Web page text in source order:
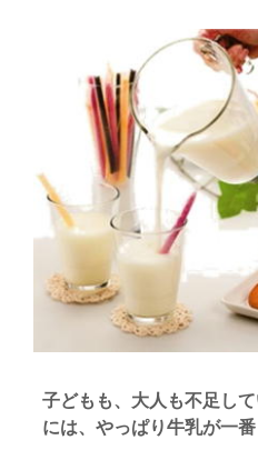
子どもも、大人も不足し
には、やっぱり牛乳が一番